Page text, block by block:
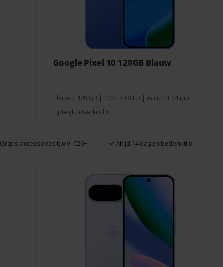
Google Pixel 10 128GB Blauw
Blauw | 128 GB | 120 Hz OLED | Accu tot 24 uur
Tijdelijk uitverkocht
Gratis accessoires t.w.v. €26+ Altijd 14 dagen bedenktijd